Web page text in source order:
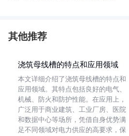
其他推荐
浇筑母线槽的特点和应用领域
本文详细介绍了浇筑母线槽的特点和
应用领域。其特点包括良好的电气、
机械、防火和防护性能。在应用上，
广泛用于商业建筑、工业厂房、医院
和数据中心等场所，凭借自身优势满
足不同领域对电力供应的高要求，保